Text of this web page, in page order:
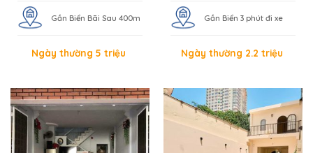
NHÀ PHỐ - HOMESTAY
17 Nguyễn Hữu Cầu
VILLA HỒ BƠI
7 Nguyễn Hiền